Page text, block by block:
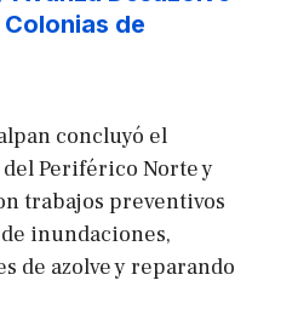
de
concluyó el
del Periférico Norte y
trabajos preventivos
inundaciones,
de azolve y reparando